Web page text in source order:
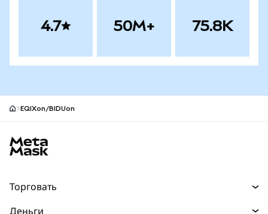
4.7 50M+ 75.8K
EQIXon/BIDUon
Торговать
Деньги